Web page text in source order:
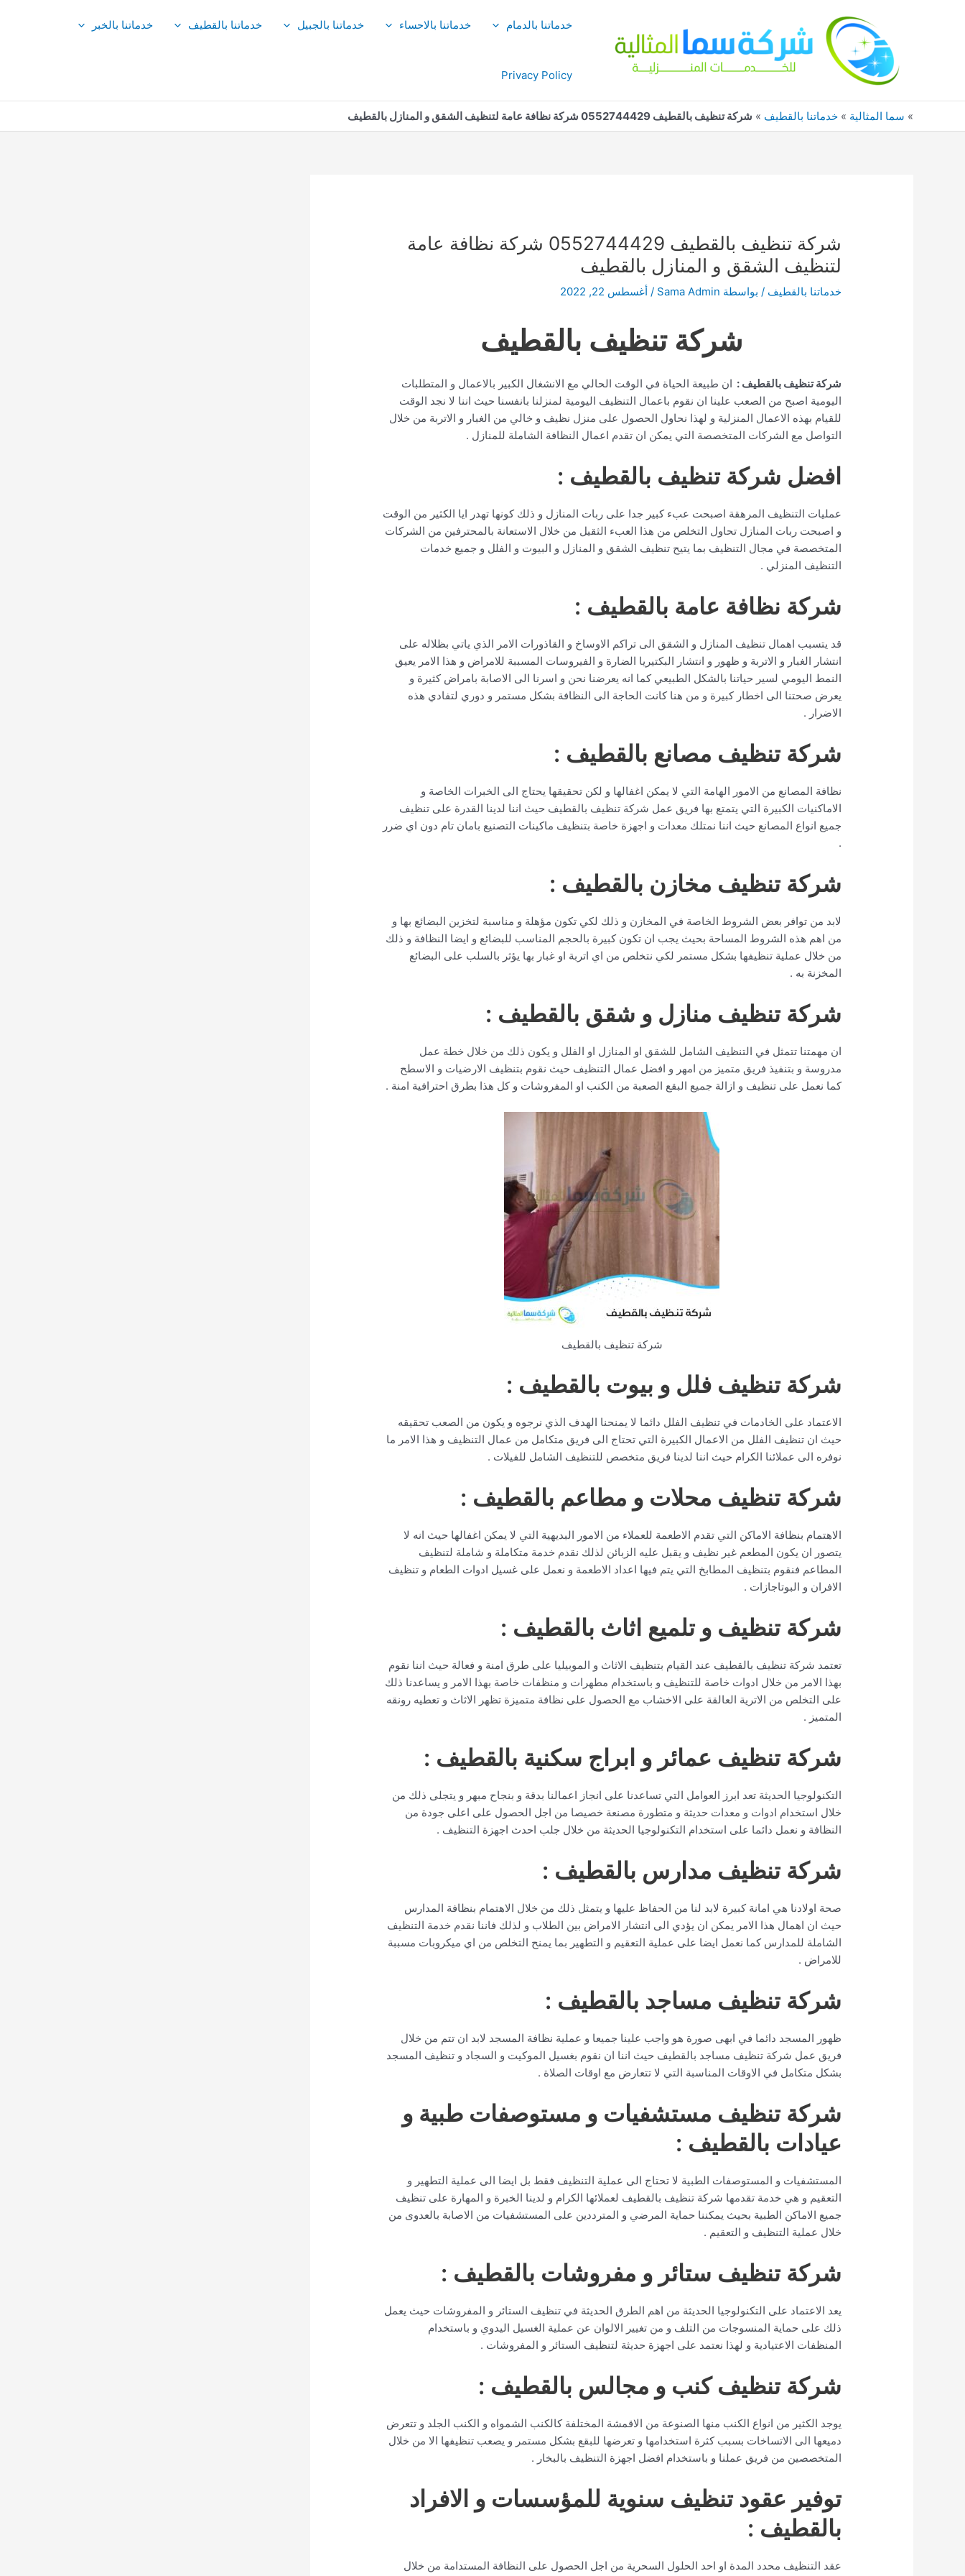
خدماتنا بالدمام خدماتنا بالاحساء خدماتنا بالجبيل خدماتنا بالقطيف خدماتنا بالخبر
Privacy Policy
» سما المثالية » خدماتنا بالقطيف » شركة تنظيف بالقطيف 0552744429 شركة نظافة عامة لتنظيف الشقق و المنازل بالقطيف
شركة تنظيف بالقطيف 0552744429 شركة نظافة عامة
لتنظيف الشقق و المنازل بالقطيف
خدماتنا بالقطيف / بواسطة Sama Admin
/أغسطس 22, 2022
شركة تنظيف بالقطيف
شركة تنظيف بالقطيف : ان طبيعة الحياة في الوقت الحالي مع الانشغال الكبير بالاعمال و المتطلبات
اليومية اصبح من الصعب علينا ان نقوم باعمال التنظيف اليومية لمنزلنا بانفسنا حيث اننا لا نجد الوقت
للقيام بهذه الاعمال المنزلية و لهذا نحاول الحصول على منزل نظيف و خالي من الغبار و الاتربة من خلال
التواصل مع الشركات المتخصصة التي يمكن ان تقدم اعمال النظافة الشاملة للمنازل .
افضل شركة تنظيف بالقطيف :
عمليات التنظيف المرهقة اصبحت عبء كبير جدا على ربات المنازل و ذلك كونها تهدر ايا الكثير من الوقت
و اصبحت ربات المنازل تحاول التخلص من هذا العبء الثقيل من خلال الاستعانة بالمحترفين من الشركات
المتخصصة في مجال التنظيف بما يتيح تنظيف الشقق و المنازل و البيوت و الفلل و جميع خدمات
التنظيف المنزلي .
شركة نظافة عامة بالقطيف :
قد يتسبب اهمال تنظيف المنازل و الشقق الى تراكم الاوساخ و القاذورات الامر الذي ياتي بظلاله على
انتشار الغبار و الاتربة و ظهور و انتشار البكتيريا الضارة و الفيروسات المسببة للامراض و هذا الامر يعيق
النمط اليومي لسير حياتنا بالشكل الطبيعي كما انه يعرضنا نحن و اسرنا الى الاصابة بامراض كثيرة و
يعرض صحتنا الى اخطار كبيرة و من هنا كانت الحاجة الى النظافة بشكل مستمر و دوري لتفادي هذه
الاضرار .
شركة تنظيف مصانع بالقطيف :
نظافة المصانع من الامور الهامة التي لا يمكن اغفالها و لكن تحقيقها يحتاج الى الخبرات الخاصة و
الاماكنيات الكبيرة التي يتمتع بها فريق عمل شركة تنظيف بالقطيف حيث اننا لدينا القدرة على تنظيف
جميع انواع المصانع حيث اننا نمتلك معدات و اجهزة خاصة بتنظيف ماكينات التصنيع بامان تام دون اي ضرر
.
شركة تنظيف مخازن بالقطيف :
لابد من توافر بعض الشروط الخاصة في المخازن و ذلك لكي تكون مؤهلة و مناسبة لتخزين البضائع بها و
من اهم هذه الشروط المساحة بحيث يجب ان تكون كبيرة بالحجم المناسب للبضائع و ايضا النظافة و ذلك
من خلال عملية تنظيفها بشكل مستمر لكي نتخلص من اي اتربة او غبار بها يؤثر بالسلب على البضائع
المخزنة به .
شركة تنظيف منازل و شقق بالقطيف :
ان مهمتنا تتمثل في التنظيف الشامل للشقق او المنازل او الفلل و يكون ذلك من خلال خطة عمل
مدروسة و بتنفيذ فريق متميز من امهر و افضل عمال التنظيف حيث نقوم بتنظيف الارضيات و الاسطح
كما نعمل على تنظيف و ازالة جميع البقع الصعبة من الكنب او المفروشات و كل هذا بطرق احترافية امنة .
شركة تنظيف بالقطيف
شركة تنظيف فلل و بيوت بالقطيف :
الاعتماد على الخادمات في تنظيف الفلل دائما لا يمنحنا الهدف الذي نرجوه و يكون من الصعب تحقيقه
حيث ان تنظيف الفلل من الاعمال الكبيرة التي تحتاج الى فريق متكامل من عمال التنظيف و هذا الامر ما
نوفره الى عملائنا الكرام حيث اننا لدينا فريق متخصص للتنظيف الشامل للفيلات .
شركة تنظيف محلات و مطاعم بالقطيف :
الاهتمام بنظافة الاماكن التي تقدم الاطعمة للعملاء من الامور البديهية التي لا يمكن اغفالها حيث انه لا
يتصور ان يكون المطعم غير نظيف و يقبل عليه الزبائن لذلك نقدم خدمة متكاملة و شاملة لتنظيف
المطاعم فنقوم بتنظيف المطابخ التي يتم فيها اعداد الاطعمة و نعمل على غسيل ادوات الطعام و تنظيف
الافران و البوتاجازات .
شركة تنظيف و تلميع اثاث بالقطيف :
تعتمد شركة تنظيف بالقطيف عند القيام بتنظيف الاثاث و الموبيليا على طرق امنة و فعالة حيث اننا نقوم
بهذا الامر من خلال ادوات خاصة للتنظيف و باستخدام مطهرات و منظفات خاصة بهذا الامر و يساعدنا ذلك
على التخلص من الاترية العالقة على الاخشاب مع الحصول على نظافة متميزة تظهر الاثاث و تعطيه رونقه
المتميز .
شركة تنظيف عمائر و ابراج سكنية بالقطيف :
التكنولوجيا الحديثة تعد ابرز العوامل التي تساعدنا على انجاز اعمالنا بدقة و بنجاح مبهر و يتجلى ذلك من
خلال استخدام ادوات و معدات حديثة و متطورة مصنعة خصيصا من اجل الحصول على اعلى جودة من
النظافة و نعمل دائما على استخدام التكنولوجيا الحديثة من خلال جلب احدث اجهزة التنظيف .
شركة تنظيف مدارس بالقطيف :
صحة اولادنا هي امانة كبيرة لابد لنا من الحفاظ عليها و يتمثل ذلك من خلال الاهتمام بنظافة المدارس
حيث ان اهمال هذا الامر يمكن ان يؤدي الى انتشار الامراض بين الطلاب و لذلك فاننا نقدم خدمة التنظيف
الشاملة للمدارس كما نعمل ايضا على عملية التعقيم و التطهير بما يمنح التخلص من اي ميكروبات مسببة
للامراض .
شركة تنظيف مساجد بالقطيف :
ظهور المسجد دائما في ابهى صورة هو واجب علينا جميعا و عملية نظافة المسجد لابد ان تتم من خلال
فريق عمل شركة تنظيف مساجد بالقطيف حيث اننا ان نقوم بغسيل الموكيت و السجاد و تنظيف المسجد
بشكل متكامل في الاوقات المناسبة التي لا تتعارض مع اوقات الصلاة .
شركة تنظيف مستشفيات و مستوصفات طبية و
عيادات بالقطيف :
المستشفيات و المستوصفات الطبية لا تحتاج الى عملية التنظيف فقط بل ايضا الى عملية التطهير و
التعقيم و هي خدمة تقدمها شركة تنظيف بالقطيف لعملائها الكرام و لدينا الخبرة و المهارة على تنظيف
جميع الاماكن الطبية بحيث يمكننا حماية المرضي و المترددين على المستشفيات من الاصابة بالعدوى من
خلال عملية التنظيف و التعقيم .
شركة تنظيف ستائر و مفروشات بالقطيف :
يعد الاعتماد على التكنولوجيا الحديثة من اهم الطرق الحديثة في تنظيف الستائر و المفروشات حيث يعمل
ذلك على حماية المنسوجات من التلف و من تغيير الالوان عن عملية الغسيل اليدوي و باستخدام
المنظفات الاعتيادية و لهذا نعتمد على اجهزة حديثة لتنظيف الستائر و المفروشات .
شركة تنظيف كنب و مجالس بالقطيف :
يوجد الكثير من انواع الكنب منها الصنوعة من الاقمشة المختلفة كالكنب الشمواه و الكنب الجلد و تتعرض
دميعها الى الاتساخات بسبب كثرة استخدامها و تعرضها للبقع بشكل مستمر و يصعب تنظيفها الا من خلال
المتخصصين من فريق عملنا و باستخدام افضل اجهزة التنظيف بالبخار .
توفير عقود تنظيف سنوية للمؤسسات و الافراد
بالقطيف :
عقد التنظيف محدد المدة او احد الحلول السحرية من اجل الحصول على النظافة المستدامة من خلال